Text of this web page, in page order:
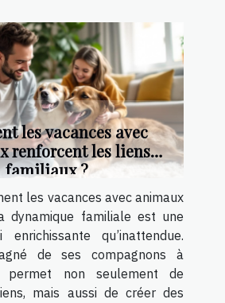
les vacances avec
renforcent les liens
familiaux ?
les vacances avec animaux
dynamique familiale est une
qu’inattendue.
de ses compagnons à
permet non seulement de
mais aussi de créer des